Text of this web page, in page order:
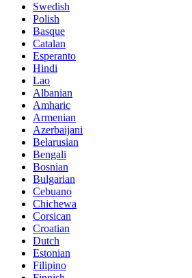
Swedish
Polish
Basque
Catalan
Esperanto
Hindi
Lao
Albanian
Amharic
Armenian
Azerbaijani
Belarusian
Bengali
Bosnian
Bulgarian
Cebuano
Chichewa
Corsican
Croatian
Dutch
Estonian
Filipino